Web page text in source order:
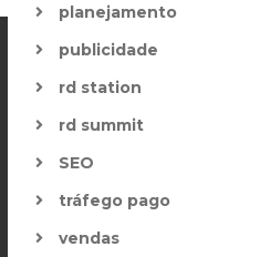
planejamento
publicidade
rd station
rd summit
SEO
tráfego pago
vendas